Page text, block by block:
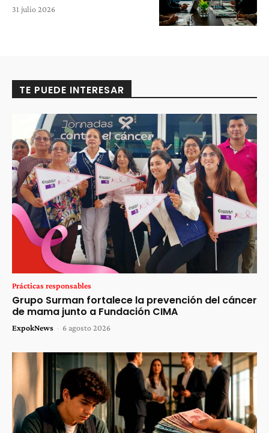
31 julio 2026
TE PUEDE INTERESAR
Prácticas responsables
Grupo Surman fortalece la prevención del cáncer
de mama junto a Fundación CIMA
ExpokNews - 6 agosto 2026